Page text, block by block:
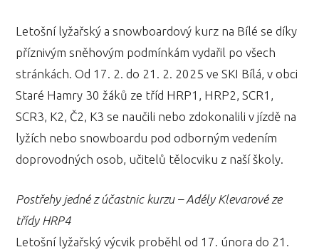
Letošní lyžařský a snowboardový kurz na Bílé se díky
příznivým sněhovým podmínkám vydařil po všech
stránkách. Od 17. 2. do 21. 2. 2025 ve SKI Bílá, v obci
Staré Hamry 30 žáků ze tříd HRP1, HRP2, SCR1,
SCR3, K2, Č2, K3 se naučili nebo zdokonalili v jízdě na
lyžích nebo snowboardu pod odborným vedením
doprovodných osob, učitelů tělocviku z naší školy.
Postřehy jedné z účastnic kurzu – Adély Klevarové ze
třídy HRP4
Letošní lyžařský výcvik proběhl od 17. února do 21.